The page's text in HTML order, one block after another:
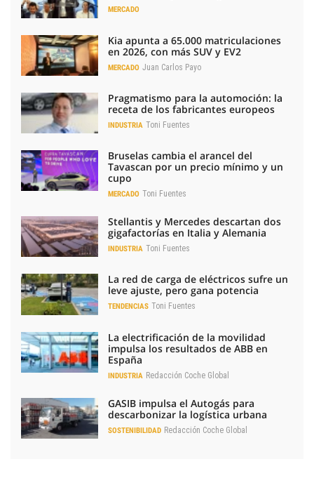
MERCADO
Kia apunta a 65.000 matriculaciones
en 2026, con más SUV y EV2
MERCADO Juan Carlos Payo
Pragmatismo para la automoción: la
receta de los fabricantes europeos
INDUSTRIA Toni Fuentes
Bruselas cambia el arancel del
Tavascan por un precio mínimo y un
cupo
MERCADO Toni Fuentes
Stellantis y Mercedes descartan dos
gigafactorías en Italia y Alemania
INDUSTRIA Toni Fuentes
La red de carga de eléctricos sufre un
leve ajuste, pero gana potencia
TENDENCIAS Toni Fuentes
La electrificación de la movilidad
impulsa los resultados de ABB en
España
INDUSTRIA Redacción Coche Global
GASIB impulsa el Autogás para
descarbonizar la logística urbana
SOSTENIBILIDAD Redacción Coche Global